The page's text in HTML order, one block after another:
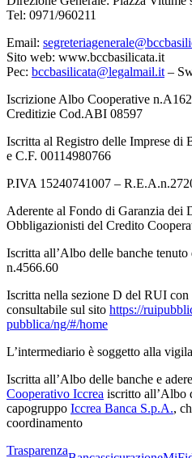
Tel: 0971/960211
Email:
Sito web: www.bccbasilicata.it
Pec: bccbasilicata@legalmail.it –
Iscrizione Albo Cooperative
Creditizie Cod.ABI 08597
Iscritta al Registro delle Imprese di
e C.F. 00114980766
P.IVA 15240741007 –
Aderente al Fondo di Garanzia dei
Obbligazionisti del Credito
Iscritta all’Albo delle banche tenuto
n.4566.60
Iscritta nella sezione D del RUI
consultabile sul sito https://
pubblica/ng/#/home
L’intermediario è soggetto alla
Iscritta all’Albo delle banche e
Cooperativo Iccrea iscritto all’Albo
capogruppo Iccrea Banca S.p.A.,
coordinamento
Trasparenza